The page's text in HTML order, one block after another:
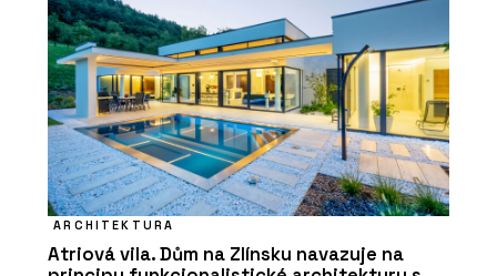
ARCHITEKTURA
Atriová vila. Dům na Zlínsku navazuje na